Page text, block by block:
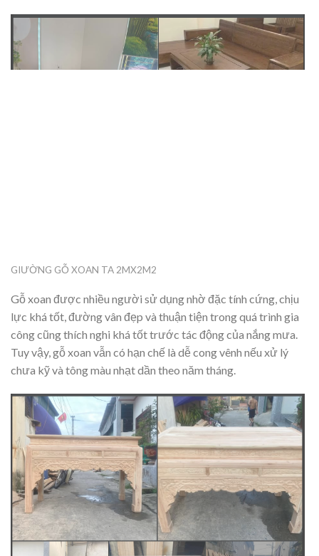
GIƯỜNG GỖ XOAN TA 2MX2M2
Gỗ xoan được nhiều người sử dụng nhờ đặc tính cứng, chịu
lực khá tốt, đường vân đẹp và thuận tiện trong quá trình gia
công cũng thích nghi khá tốt trước tác động của nắng mưa.
Tuy vậy, gỗ xoan vẫn có hạn chế là dễ cong vênh nếu xử lý
chưa kỹ và tông màu nhạt dần theo năm tháng.